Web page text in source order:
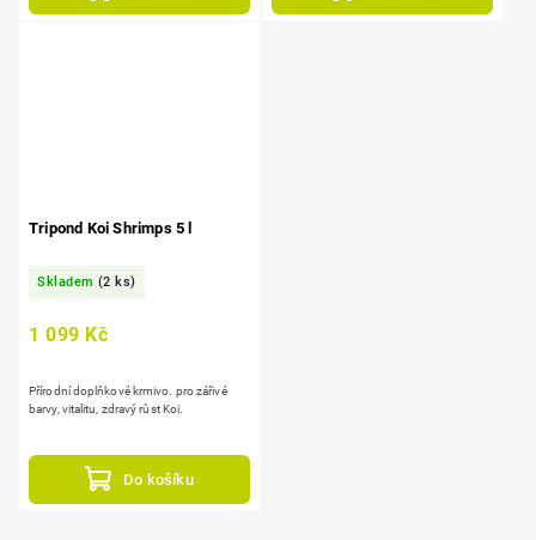
Tripond Koi Shrimps 5 l
Skladem (2 ks)
1 099 Kč
Do košíku
Přírodní doplňkové krmivo. pro zářivé
barvy, vitalitu, zdravý růst Koi.